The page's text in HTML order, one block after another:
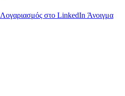
Λογαριασμός στο LinkedIn Άνοιγμα